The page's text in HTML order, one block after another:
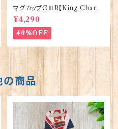
マグカップCⅢR【King Charle
sⅢ Coronation】Victoria E
ggs 50127
¥4,290
40%OFF
の商品